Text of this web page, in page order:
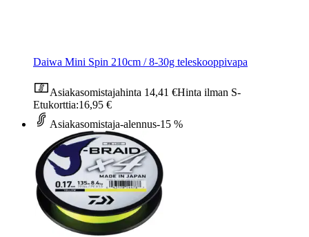
Daiwa Mini Spin 210cm / 8-30g teleskooppivapa
Asiakasomistajahinta 14,41 €Hinta ilman S-
Etukorttia:16,95 €
Asiakasomistaja-alennus-15 %